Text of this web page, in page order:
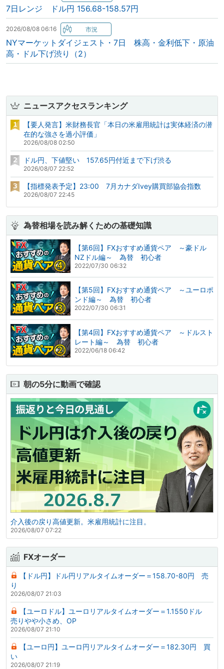
7日レンジ ドル円 156.68-158.57円
2026/08/08 06:16
NYマーケットダイジェスト・7日 株高・金利低下・原油
高・ドル下げ渋り（2）
ニュースアクセスランキング
【要人発言】米財務長官「本日の米雇用統計は実体経済の潜
在的な強さを過小評価」
2026/08/08 02:50
ドル円、下値堅い 157.65円付近まで下げ渋る
2026/08/07 22:52
【指標発表予定】23:00 7月カナダIvey購買部協会指数
2026/08/07 22:45
為替相場を読み解くための基礎知識
【第6回】FXおすすめ通貨ペア ～豪ドル
NZドル編～ 為替 初心者
2022/07/30 06:32
【第5回】FXおすすめ通貨ペア ～ユーロポ
ンド編～ 為替 初心者
2022/07/30 06:31
【第4回】FXおすすめ通貨ペア ～ドルスト
レート編～ 為替 初心者
2022/06/18 06:42
朝の5分に動画で確認
介入後の戻り高値更新。米雇用統計に注目。
2026/08/07 07:22
FXオーダー
【ドル円】ドル円リアルタイムオーダー＝158.70-80円 売
り
2026/08/07 21:03
【ユーロドル】ユーロリアルタイムオーダー＝1.1550ドル
売りやや小さめ、OP
2026/08/07 21:10
【ユーロ円】ユーロ円リアルタイムオーダー＝182.30円 買
い
2026/08/07 21:19